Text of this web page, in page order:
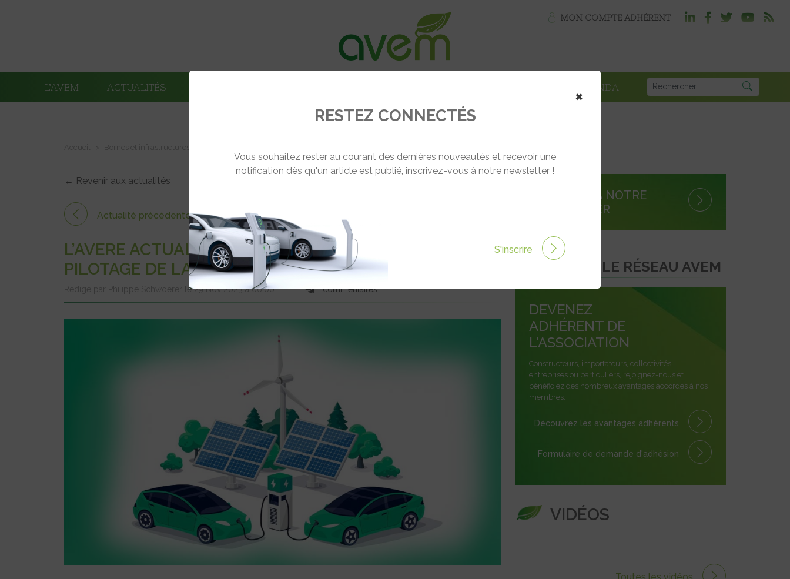
MON COMPTE ADHÉRENT
L’AVEM ACTUALITÉS AGENDA
← Revenir aux actualités
Actualité précédente
L’AVERE ACTUALISE SON LIVRE BLANC DU V2X ET DU
PILOTAGE DE LA RECHARGE
Rédigé par Philippe Schwoerer le 29 Nov 2023 à 06:00 1 commentaires
S'INSCRIRE À NOTRE
NEWSLETTER
REJOINDRE LE RÉSEAU AVEM
DEVENEZ
ADHÉRENT DE
L'ASSOCIATION
Constructeurs, importateurs, collectivités,
entreprises ou particuliers, rejoignez-nous et
bénéficiez des nombreux avantages accordés à nos
membres.
Découvrez les avantages adhérents
Formulaire de demande d'adhésion
VIDÉOS
×
RESTEZ CONNECTÉS
Vous souhaitez rester au courant des dernières nouveautés et recevoir une
notification dès qu'un article est publié, inscrivez-vous à notre newsletter !
S'inscrire